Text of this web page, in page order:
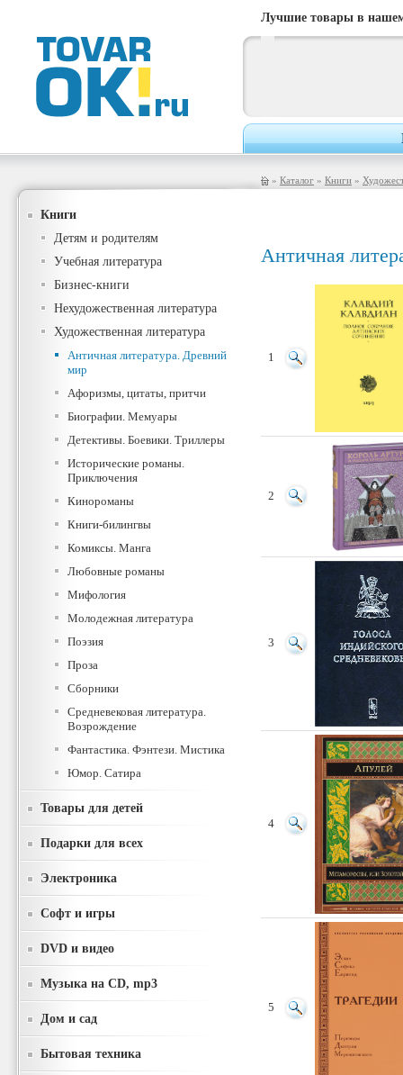
Лучшие товары в
» Каталог » Книги »
Книги
Детям и родителям
Учебная литература
Бизнес-книги
Нехудожественная литература
Художественная литература
Античная литература. Древний
мир
Афоризмы, цитаты, притчи
Биографии. Мемуары
Детективы. Боевики. Триллеры
Исторические романы.
Приключения
Кинороманы
Книги-билингвы
Комиксы. Манга
Любовные романы
Мифология
Молодежная литература
Поэзия
Проза
Сборники
Средневековая литература.
Возрождение
Фантастика. Фэнтези. Мистика
Юмор. Сатира
Товары для детей
Подарки для всех
Электроника
Софт и игры
DVD и видео
Музыка на CD, mp3
Дом и сад
Бытовая техника
Античная
1
2
3
4
5